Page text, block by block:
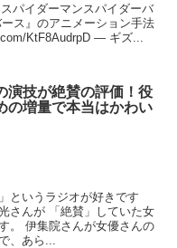
パイダーマンスパイダーバ
ス』のアニメーション手法
KtF8AudrpD — ギズ...
演技が絶賛の評価！役
の増量で本当はかわい
というラジオが好きです
さんが 「絶賛」していた女
。 伊集院さんが女優さんの
、あら...